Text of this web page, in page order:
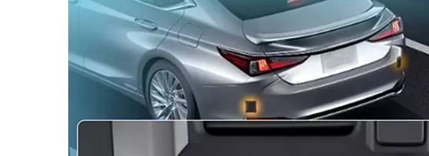
Navigatii Mercedes
Navigatii Nissan
Navigatii Citroen